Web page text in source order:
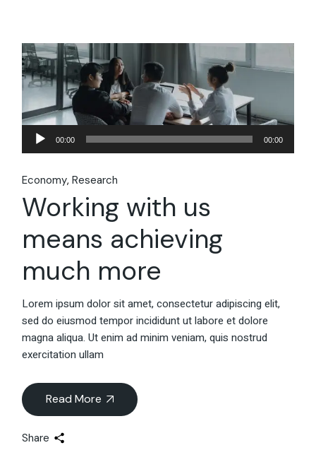
Audio
Player
00:00 00:00
Economy Research
Working with us
means achieving
much more
Lorem ipsum dolor sit amet, consectetur adipiscing elit,
sed do eiusmod tempor incididunt ut labore et dolore
magna aliqua. Ut enim ad minim veniam, quis nostrud
exercitation ullam
Read More
Share